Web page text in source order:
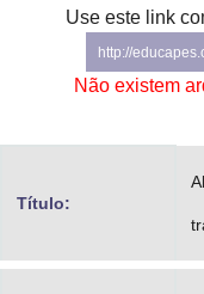
Gabinete de Segurança
Advocacia-Geral da União
Use este link
http://
Não existem
Título: